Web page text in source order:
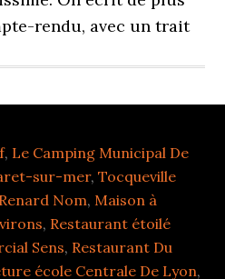
, Le Camping Municipal De
sur-mer,Tocqueville
Nom,Maison à
, Restaurant étoilé
Sens, Restaurant Du
école Centrale De Lyon,